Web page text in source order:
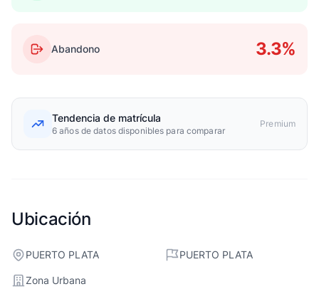
Abandono 3.3%
Tendencia de matrícula
6 años de datos disponibles para comparar
Premium
Ubicación
PUERTO PLATA PUERTO PLATA
Zona Urbana